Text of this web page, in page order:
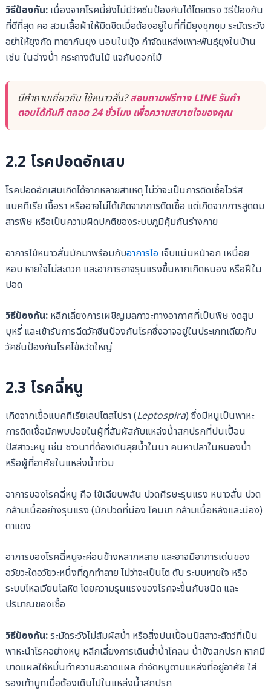
วิธีป้องกัน:เนื่องจากโรคนี้ยังไม่มีวัคซีนป้องกันได้โดยตรง วิธีป้องกัน
ที่ดีที่สุด คอ สวมเสื้อผ้าให้มิดชิดเมื่อต้องอยู่ในที่ที่มียุงชุกชุม ระมัดระวัง
อย่าให้ยุงกัด ทายากันยุง นอนในมุ้ง กำจัดแหล่งเพาะพันธุ์ยุงในบ้าน
เช่น ในอ่างน้ำ กระถางต้นไม้ แจกันดอกไม้
มีคำถามเกี่ยวกับ ไข้หนาวสั่น?สอบถามฟรีทาง LINE รับคำ
ตอบได้ทันที ตลอด 24 ชั่วโมง เพื่อความสบายใจของคุณ
2.2 โรคปอดอักเสบ
โรคปอดอักเสบเกิดได้จากหลายสาเหตุ ไม่ว่าจะเป็นการติดเชื้อไวรัส
แบคทีเรีย เชื้อรา หรืออาจไม่ได้เกิดจากการติดเชื้อ แต่เกิดจากการสูดดม
สารพิษ หรือเป็นความผิดปกติของระบบภูมิคุ้มกันร่างกาย
อาการไข้หนาวสั่นมักมาพร้อมกับอาการไอ เจ็บแน่นหน้าอก เหนื่อย
หอบ หายใจไม่สะดวก และอาการอาจรุนแรงขึ้นหากเกิดหนอง หรือฝีใน
ปอด
วิธีป้องกัน: หลีกเลี่ยงการเผชิญมลภาวะทางอากาศที่เป็นพิษ งดสูบ
บุหรี่ และเข้ารับการฉีดวัคซีนป้องกันโรคซึ่งอาจอยู่ในประเภทเดียวกับ
วัคซีนป้องกันโรคไข้หวัดใหญ่
2.3 โรคฉี่หนู
เกิดจากเชื้อแบคทีเรียเลปโตสไปรา (Leptospira) ซึ่งมีหนูเป็นพาหะ
การติดเชื้อมักพบบ่อยในผู้ที่สัมผัสกับแหล่งน้ำสกปรกที่ปนเปื้อน
ปัสสาวะหนู เช่น ชาวนาที่ต้องเดินลุยน้ำในนา คนหาปลาในหนองน้ำ
หรือผู้ที่อาศัยในแหล่งน้ำท่วม
อาการของโรคฉี่หนู คือ ไข้เฉียบพลัน ปวดศีรษะรุนแรง หนาวสั่น ปวด
กล้ามเนื้ออย่างรุนแรง (มักปวดที่น่อง โคนขา กล้ามเนื้อหลังและน่อง)
ตาแดง
อาการของโรคฉี่หนูจะค่อนข้างหลากหลาย และอาจมีอาการเด่นของ
อวัยวะใดอวัยวะหนึ่งที่ถูกทำลาย ไม่ว่าจะเป็นไต ตับ ระบบหายใจ หรือ
ระบบไหลเวียนโลหิต โดยความรุนแรงของโรคจะขึ้นกับชนิด และ
ปริมาณของเชื้อ
วิธีป้องกัน:ระมัดระวังไม่สัมผัสน้ำ หรือสิ่งปนเปื้อนปัสสาวะสัตว์ที่เป็น
พาหะนำโรคอย่างหนู หลีกเลี่ยงการเดินย่ำน้ำโคลน น้ำขังสกปรก หากมี
บาดแผลให้หมั่นทำความสะอาดแผล กำจัดหนูตามแหล่งที่อยู่อาศัย ใส่
รองเท้าบูทเมื่อต้องเดินไปในแหล่งน้ำสกปรก